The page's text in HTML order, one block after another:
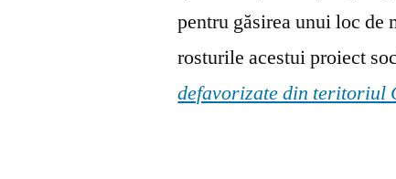
pentru găsirea unui loc de
rosturile acestui proiect
defavorizate din teritoriul